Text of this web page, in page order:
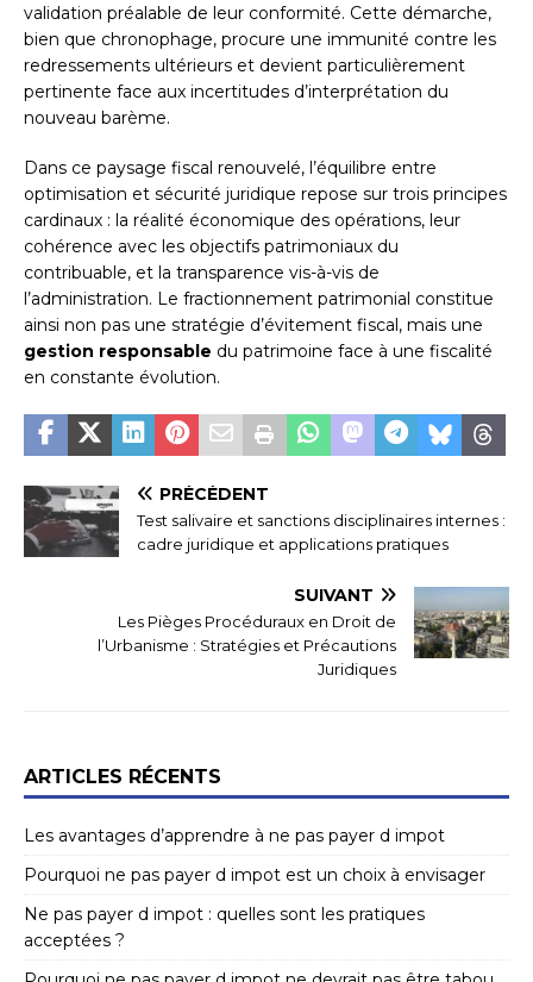
validation préalable de leur conformité. Cette démarche,
bien que chronophage, procure une immunité contre les
redressements ultérieurs et devient particulièrement
pertinente face aux incertitudes d’interprétation du
nouveau barème.
Dans ce paysage fiscal renouvelé, l’équilibre entre
optimisation et sécurité juridique repose sur trois principes
cardinaux : la réalité économique des opérations, leur
cohérence avec les objectifs patrimoniaux du
contribuable, et la transparence vis-à-vis de
l’administration. Le fractionnement patrimonial constitue
ainsi non pas une stratégie d’évitement fiscal, mais une
gestion responsable du patrimoine face à une fiscalité
en constante évolution.
PRÉCÉDENT
Test salivaire et sanctions disciplinaires internes :
cadre juridique et applications pratiques
SUIVANT
Les Pièges Procéduraux en Droit de
l’Urbanisme : Stratégies et Précautions
Juridiques
ARTICLES RÉCENTS
Les avantages d’apprendre à ne pas payer d impot
Pourquoi ne pas payer d impot est un choix à envisager
Ne pas payer d impot : quelles sont les pratiques
acceptées ?